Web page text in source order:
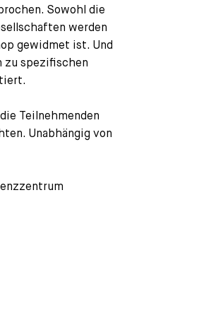
Sowohl die
werden
gewidmet ist. Und
zu spezifischen
Teilnehmenden
Unabhängig von